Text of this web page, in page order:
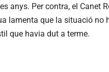
anys. Per contra, el Canet
lamenta que la situació no
que havia dut a terme.